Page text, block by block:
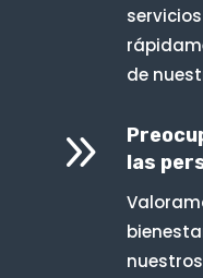
de
9
las